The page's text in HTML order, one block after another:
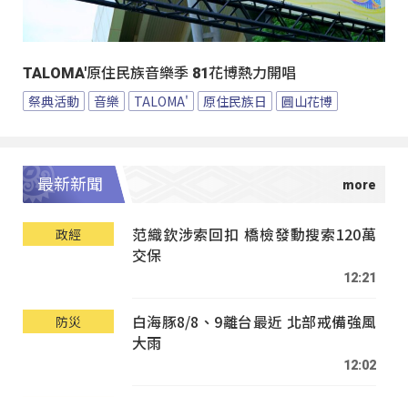
TALOMA'原住民族音樂季 81花博熱力開唱
祭典活動 音樂 TALOMA' 原住民族日 圓山花博
最新新聞
政經
范織欽涉索回扣 橋檢發動搜索120萬
交保
12:21
防災
白海豚8/8、9離台最近 北部戒備強風
大雨
12:02